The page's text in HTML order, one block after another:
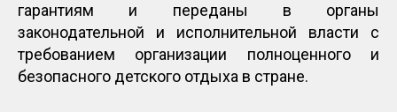
гарантиям и переданы в органы
законодательной и исполнительной власти с
требованием организации полноценного и
безопасного детского отдыха в стране.